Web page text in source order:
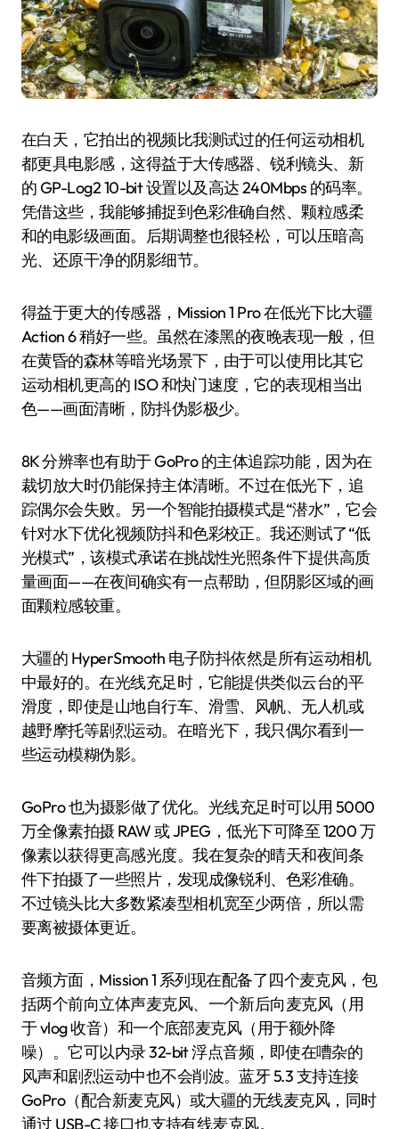
在白天，它拍出的视频比我测试过的任何运动相机
都更具电影感，这得益于大传感器、锐利镜头、新
的 GP-Log2 10-bit 设置以及高达 240Mbps 的码率。
凭借这些，我能够捕捉到色彩准确自然、颗粒感柔
和的电影级画面。后期调整也很轻松，可以压暗高
光、还原干净的阴影细节。
得益于更大的传感器，Mission 1 Pro 在低光下比大疆
Action 6 稍好一些。虽然在漆黑的夜晚表现一般，但
在黄昏的森林等暗光场景下，由于可以使用比其它
运动相机更高的 ISO 和快门速度，它的表现相当出
色——画面清晰，防抖伪影极少。
8K 分辨率也有助于 GoPro 的主体追踪功能，因为在
裁切放大时仍能保持主体清晰。不过在低光下，追
踪偶尔会失败。另一个智能拍摄模式是“潜水”，它会
针对水下优化视频防抖和色彩校正。我还测试了“低
光模式”，该模式承诺在挑战性光照条件下提供高质
量画面——在夜间确实有一点帮助，但阴影区域的画
面颗粒感较重。
大疆的 HyperSmooth 电子防抖依然是所有运动相机
中最好的。在光线充足时，它能提供类似云台的平
滑度，即使是山地自行车、滑雪、风帆、无人机或
越野摩托等剧烈运动。在暗光下，我只偶尔看到一
些运动模糊伪影。
GoPro 也为摄影做了优化。光线充足时可以用 5000
万全像素拍摄 RAW 或 JPEG，低光下可降至 1200 万
像素以获得更高感光度。我在复杂的晴天和夜间条
件下拍摄了一些照片，发现成像锐利、色彩准确。
不过镜头比大多数紧凑型相机宽至少两倍，所以需
要离被摄体更近。
音频方面，Mission 1 系列现在配备了四个麦克风，包
括两个前向立体声麦克风、一个新后向麦克风（用
于 vlog 收音）和一个底部麦克风（用于额外降
噪）。它可以内录 32-bit 浮点音频，即使在嘈杂的
风声和剧烈运动中也不会削波。蓝牙 5.3 支持连接
GoPro（配合新麦克风）或大疆的无线麦克风，同时
通过 USB-C 接口也支持有线麦克风。